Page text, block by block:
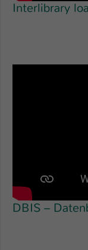
Interlibrary
DBIS –